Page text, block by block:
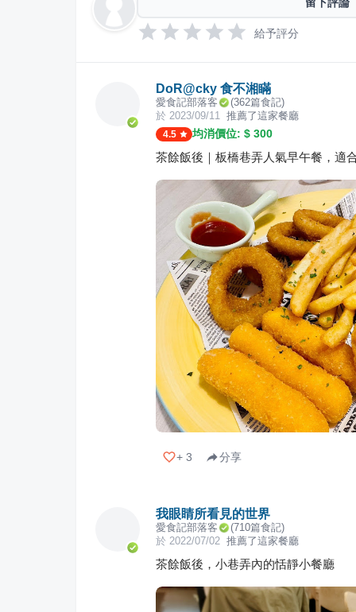
給予評分
DoR@cky 食不湘瞞
愛食記部落客 (362篇食記)
於 2023/09/11 推薦了這家餐廳
4.5 均消價位: $ 300
茶餘飯後｜板橋巷弄人氣早午餐，適
+ 3 分享
我眼睛所看見的世界
愛食記部落客 (710篇食記)
於 2022/07/02 推薦了這家餐廳
茶餘飯後，小巷弄內的恬靜小餐廳